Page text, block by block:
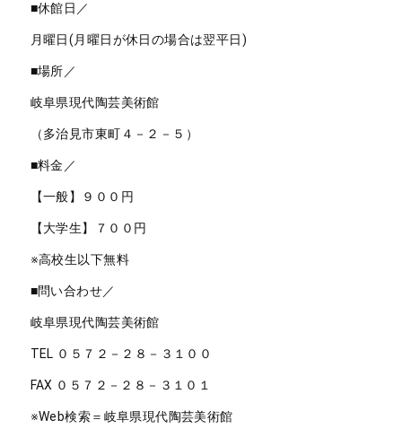
■休館日／
月曜日(月曜日が休日の場合は翌平日)
■場所／
岐阜県現代陶芸美術館
（多治見市東町４－２－５）
■料金／
【一般】９００円
【大学生】７００円
※高校生以下無料
■問い合わせ／
岐阜県現代陶芸美術館
TEL ０５７２－２８－３１００
FAX ０５７２－２８－３１０１
※Web検索＝岐阜県現代陶芸美術館